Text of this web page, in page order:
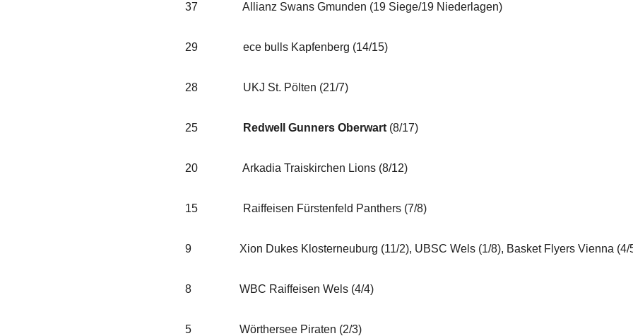
37 Allianz Swans Gmunden (19 Siege/19 Niederlagen)
29 ece bulls Kapfenberg (14/15)
28 UKJ St. Pölten (21/7)
25 Redwell Gunners Oberwart (8/17)
20 Arkadia Traiskirchen Lions (8/12)
15 Raiffeisen Fürstenfeld Panthers (7/8)
9 Xion Dukes Klosterneuburg (11/2), UBSC Wels (1/8), Basket Flyers Vienna (4/
8 WBC Raiffeisen Wels (4/4)
5 Wörthersee Piraten (2/3)